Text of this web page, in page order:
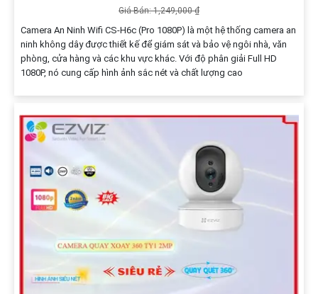
Giá Bán: 1,249,000 ₫
Camera An Ninh Wifi CS-H6c (Pro 1080P) là một hệ thống camera an
ninh không dây được thiết kế để giám sát và bảo vệ ngôi nhà, văn
phòng, cửa hàng và các khu vực khác. Với độ phân giải Full HD
1080P, nó cung cấp hình ảnh sắc nét và chất lượng cao